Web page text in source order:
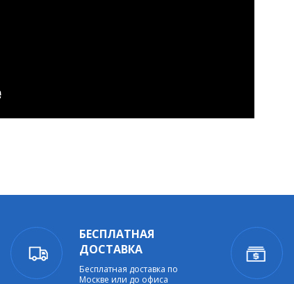
БЕСПЛАТНАЯ
ДОСТАВКА
Бесплатная доставка по
Москве или до офиса